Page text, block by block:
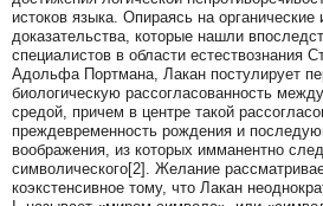
истоков языка. Опираясь на органические
доказательства, которые нашли
специалистов в области естествознания
Адольфа Портмана, Лакан постулирует
биологическую рассогласованность
средой, причем в центре такой
преждевременность рождения и
воображения, из которых имманентно
символического[2]. Желание
коэкстенсивное тому, что Лакан